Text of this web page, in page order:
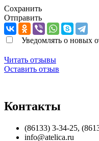
Сохранить
Отправить
Уведомлять о новых
Читать отзывы
Оставить отзыв
Контакты
(86133) 3-34-25,
info@atelica.ru